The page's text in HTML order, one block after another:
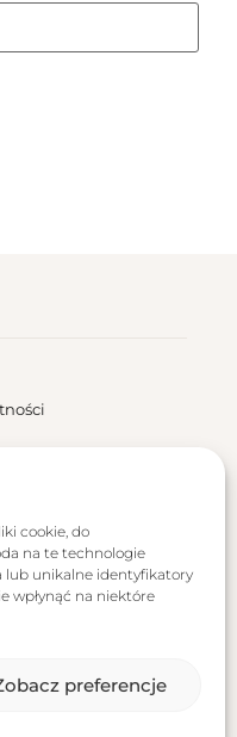
cookie, do
na te technologie
lub unikalne identyfikatory
wpłynąć na niektóre
preferencje